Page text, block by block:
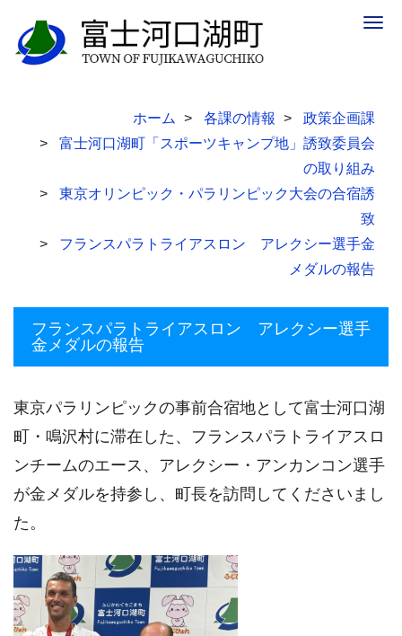
ホーム 各課の情報
政策企画課
富士河口湖町「スポーツキャンプ地」誘致委員会
の取り組み
東京オリンピック・パラリンピック大会の合宿誘
致
フランスパラトライアスロン アレクシー選手金
メダルの報告
フランスパラトライアスロン アレクシー選手
金メダルの報告
東京パラリンピックの事前合宿地として富士河口湖
町・鳴沢村に滞在した、フランスパラトライアスロ
ンチームのエース、アレクシー・アンカンコン選手
が金メダルを持参し、町長を訪問してくださいまし
た。